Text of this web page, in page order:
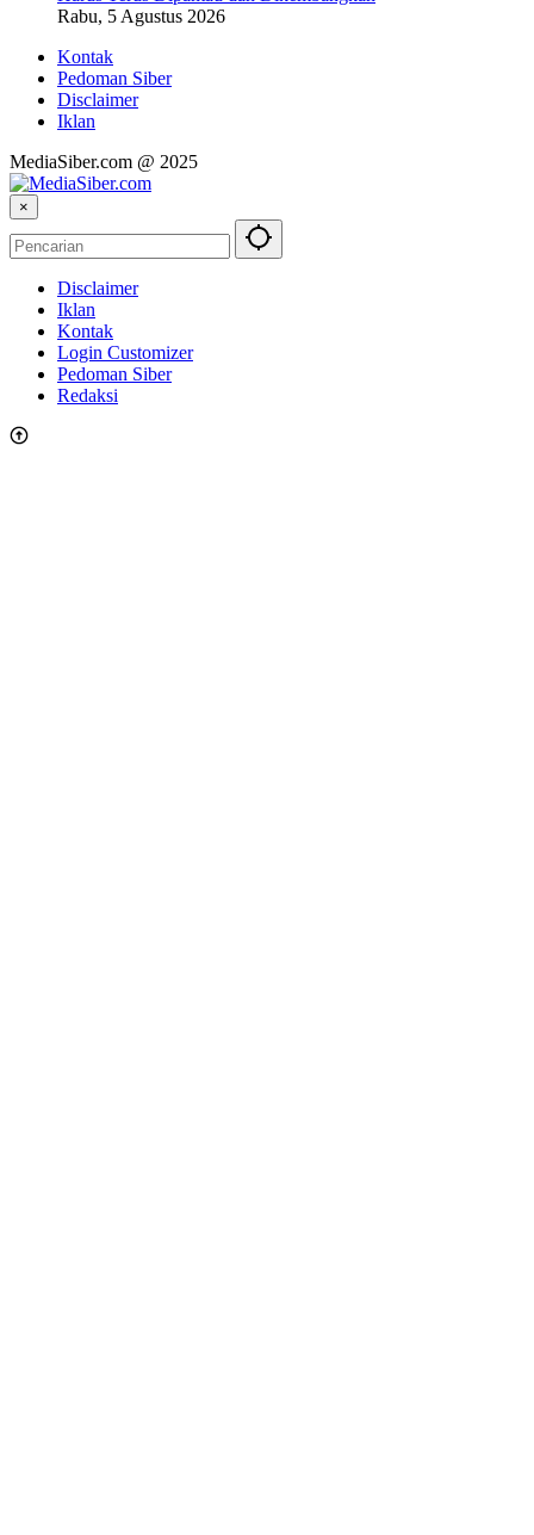
Rabu, 5 Agustus 2026
Kontak
Pedoman Siber
Disclaimer
Iklan
MediaSiber.com @ 2025
×
Disclaimer
Iklan
Kontak
Login Customizer
Pedoman Siber
Redaksi